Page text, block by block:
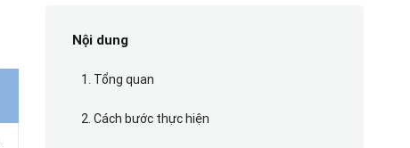
Nội dung
1. Tổng quan
2. Cách bước thực hiện